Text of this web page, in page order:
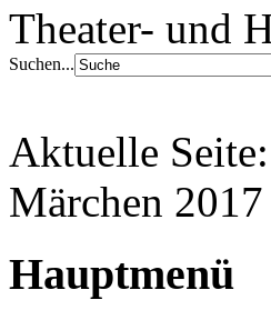
Theater- und
Suchen...
Aktuelle Seite:
Märchen
Hauptmenü